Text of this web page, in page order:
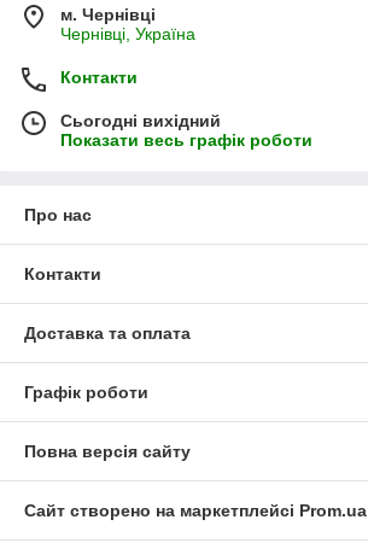
м. Чернівці
Чернівці, Україна
Контакти
Сьогодні вихідний
Показати весь графік роботи
Про нас
Контакти
Доставка та оплата
Графік роботи
Повна версія сайту
Сайт створено на маркетплейсі Prom.ua